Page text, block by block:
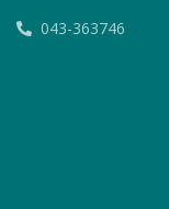
043-363746